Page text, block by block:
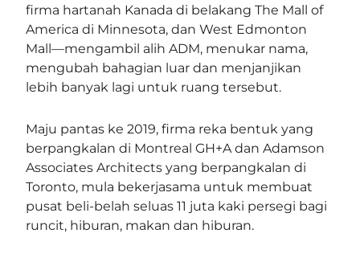
firma hartanah Kanada di belakang The Mall of
America di Minnesota, dan West Edmonton
Mall—mengambil alih ADM, menukar nama,
mengubah bahagian luar dan menjanjikan
lebih banyak lagi untuk ruang tersebut.
Maju pantas ke 2019, firma reka bentuk yang
berpangkalan di Montreal GH+A dan Adamson
Associates Architects yang berpangkalan di
Toronto, mula bekerjasama untuk membuat
pusat beli-belah seluas 11 juta kaki persegi bagi
runcit, hiburan, makan dan hiburan.